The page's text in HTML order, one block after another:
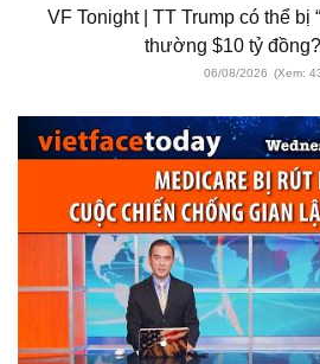
VF Tonight | TT Trump có thể bị
thường $10 tỷ
06/08/2026 (Xem: